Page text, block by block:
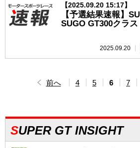
【2025.09.20 15:17】
【予選結果速報】
SUGO GT300クラス
2025.09.20
前へ 4 5 6 7
SUPER GT INSIGHT